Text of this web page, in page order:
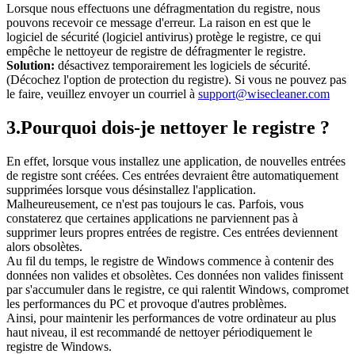
Lorsque nous effectuons une défragmentation du registre, nous
pouvons recevoir ce message d'erreur. La raison en est que le
logiciel de sécurité (logiciel antivirus) protège le registre, ce qui
empêche le nettoyeur de registre de défragmenter le registre.
Solution: désactivez temporairement les logiciels de sécurité.
(Décochez l'option de protection du registre). Si vous ne pouvez pas
le faire, veuillez envoyer un courriel à support@wisecleaner.com
3.Pourquoi dois-je nettoyer le registre ?
En effet, lorsque vous installez une application, de nouvelles entrées
de registre sont créées. Ces entrées devraient être automatiquement
supprimées lorsque vous désinstallez l'application.
Malheureusement, ce n'est pas toujours le cas. Parfois, vous
constaterez que certaines applications ne parviennent pas à
supprimer leurs propres entrées de registre. Ces entrées deviennent
alors obsolètes.
Au fil du temps, le registre de Windows commence à contenir des
données non valides et obsolètes. Ces données non valides finissent
par s'accumuler dans le registre, ce qui ralentit Windows, compromet
les performances du PC et provoque d'autres problèmes.
Ainsi, pour maintenir les performances de votre ordinateur au plus
haut niveau, il est recommandé de nettoyer périodiquement le
registre de Windows.